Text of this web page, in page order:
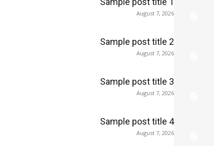
August 7, 2026
Sample post title 2
August 7, 2026
Sample post title 3
August 7, 2026
Sample post title 4
August 7, 2026